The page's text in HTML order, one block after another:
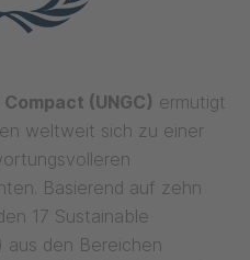
(UNGC) ermutigt
weltweit sich zu einer
Basierend auf zehn
17 Sustainable
aus den Bereichen